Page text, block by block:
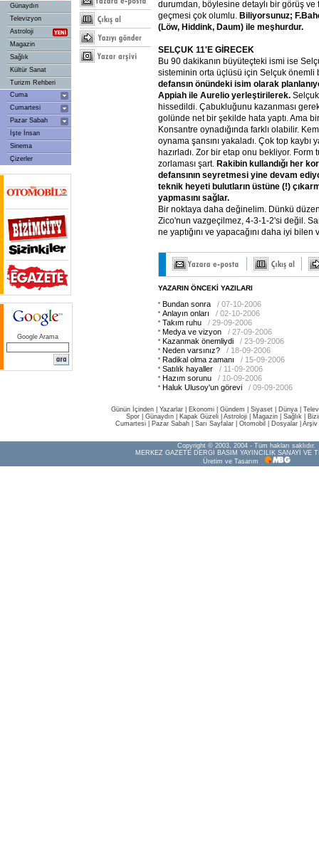
Günaydın
Televizyon
Astroloji
Magazin
Sağlık
Kültür Sanat
Turizm Rehberi
Cuma
Cumartesi
Pazar Sabah
İşte İnsan
Sinema
Çizerler
Google Arama
durumdan, böylesine detaylı bir görüş ve
geçmesi çok olumlu. Biliyorsunuz;
(Löw, Hiddink, Daum) ile meşhurdur.
SELÇUK 11'E GİRECEK
Bu 90 dakikanın büyüteçteki ismi ise
sisteminin orta üçlüsü için Selçuk önemli
defansın önündeki isim olarak
Appiah ile Aurelio yerleştirilerek.
hissedildi. Çabukluğunu kazanması
golünde net bir şekilde hata yaptı. Ama
Konsantre oynadığında farklı olabilir.
oynama şansını yakaladı. Çok top kaybı
hazırladı. Zor bir etap onu bekliyor. Form
zorlaması şart. Rakibin kullandığı her
defansının seyretmesi yine devam
teknik heyeti bulutların üstüne (!)
yapmasını sağlar.
Bir noktaya daha değinelim. Dünkü
Zico'nun vazgeçilmez, 4-3-1-2'si değil.
ne yaptığını ve yapacağını daha iyi bilen
YAZARIN ÖNCEKİ YAZILARI
Bundan sonra
/ 07-10-2006
Anlayın onları
/ 02-10-2006
Takım ruhu
/ 29-09-2006
Medya ve vizyon
/ 27-09-2006
Kazanmak önemliydi
/ 23-09-2006
Neden varsınız?
/ 18-09-2006
Radikal olma zamanı
/ 15-09-2006
Satılık hayaller
/ 11-09-2006
Hazım sorunu
/ 10-09-2006
Haluk Ulusoy'un görevi
/ 09-09-2006
Günün İçinden Yazarlar Ekonomi Gündem Siyaset Dünya |
Spor
Günaydın Kapak Güzeli Astroloji Magazin Sağlık
Cumartesi
Pazar Sabah Sarı Sayfalar Otomobil Dosyalar Arşiv
Copyright © 2003, 2004 - Tüm hakları saklıdır.
MERKEZ GAZETE DERGİ BASIM YAYINCILIK SANAYİ VE
Üretim ve Tasarım